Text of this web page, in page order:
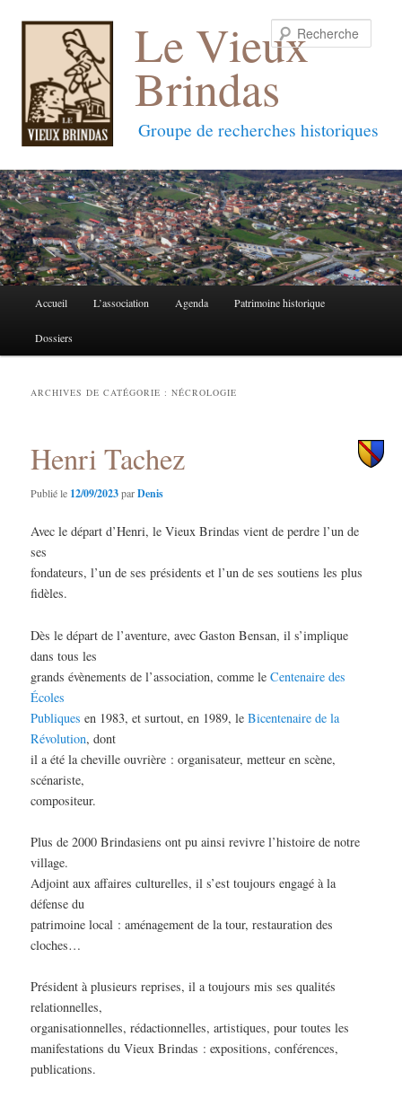
Le Vieux
Brindas
Groupe de recherches historiques
Aller
au
Aller
au
Accueil L’association Agenda Patrimoine historique
Dossiers
ARCHIVES DE CATÉGORIE :NÉCROLOGIE
Henri Tachez
Publié le 12/09/2023parDenis
Avec le départ d’Henri, le Vieux Brindas vient de perdre l’un de
ses
fondateurs, l’un de ses présidents et l’un de ses soutiens les plus
fidèles.
Dès le départ de l’aventure, avec Gaston Bensan, il s’implique
dans tous les
grands évènements de l’association, comme leCentenaire des
Écoles
Publiques en 1983, et surtout, en 1989, leBicentenaire de la
Révolution, dont
il a été la cheville ouvrière : organisateur, metteur en scène,
scénariste,
compositeur.
Plus de 2000 Brindasiens ont pu ainsi revivre l’histoire de notre
village.
Adjoint aux affaires culturelles, il s’est toujours engagé à la
défense du
patrimoine local : aménagement de la tour, restauration des
cloches…
Président à plusieurs reprises, il a toujours mis ses qualités
relationnelles,
organisationnelles, rédactionnelles, artistiques, pour toutes les
manifestations du Vieux Brindas : expositions, conférences,
publications.